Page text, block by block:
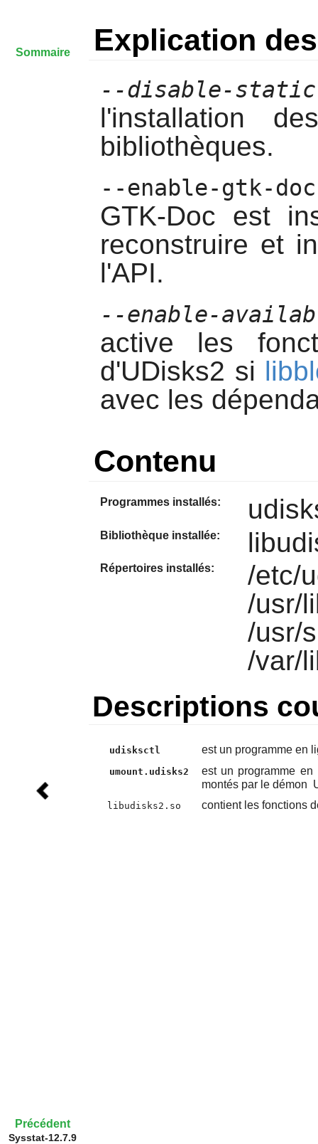
Explication
--disable-static
l'installation
bibliothèques.
--enable-gtk-doc
GTK-Doc est
reconstruire et
l'API.
--enable-
active les
d'UDisks2 si
avec les
Contenu
Programmes installés:
Bibliothèque installée:
Répertoires installés:
/etc/
/usr/
/usr/
/var/
Descriptions
udisksctl est un programme en
umount.udisks2
est un programme
montés par le démon
libudisks2.so contient les fonctions
Précédent
Sysstat-12.7.9
Sommaire